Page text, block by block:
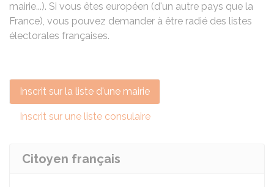
mairie...). Si vous êtes européen (d'un autre pays que la
France), vous pouvez demander à être radié des listes
électorales françaises.
Inscrit sur la liste d'une mairie
Inscrit sur une liste consulaire
Citoyen français